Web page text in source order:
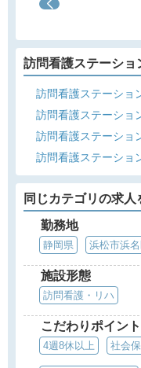
訪問看護ステーショ
訪問看護ステーショ
訪問看護ステーショ
訪問看護ステーショ
訪問看護ステーショ
同じカテゴリの求人
勤務地
静岡県 浜松市浜
施設形態
訪問看護・リハ
こだわりポイント
4週8休以上 社会